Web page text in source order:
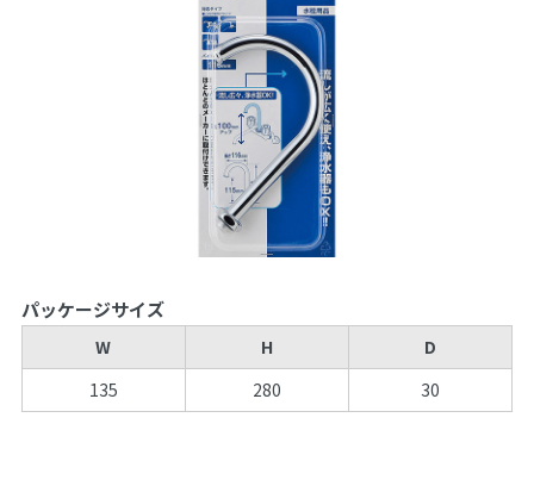
パッケージサイズ
W H
D
135
280 30